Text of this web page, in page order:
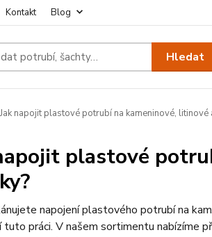
Kontakt Blog
Hledat
Jak napojit plastové potrubí na kameninové, litinové
plastové
napojení plastového potrubí na
tuto práci. V našem sortimentu nabízíme